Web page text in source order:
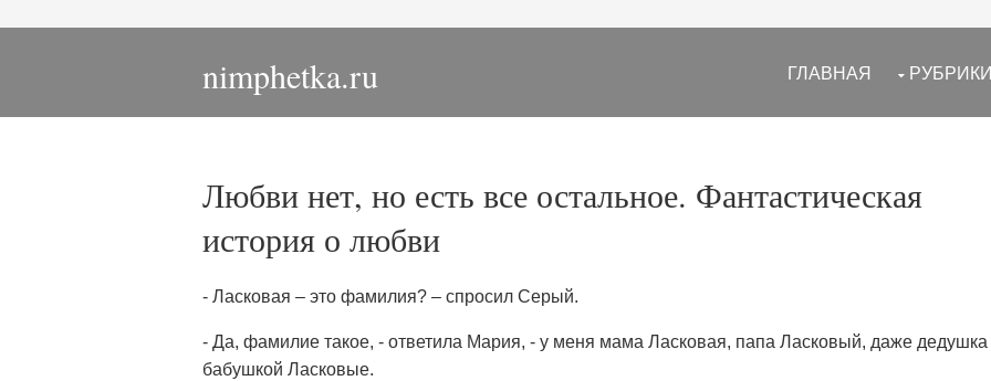
nimphetka.ru ГЛАВНАЯ
Любви нет, но есть все остальное. Фантастическая
история о любви
- Ласковая – это фамилия? – спросил Серый.
- Да, фамилие такое, - ответила Мария, - у меня мама Ласковая, папа Ласковый, даже дедушка
бабушкой Ласковые.